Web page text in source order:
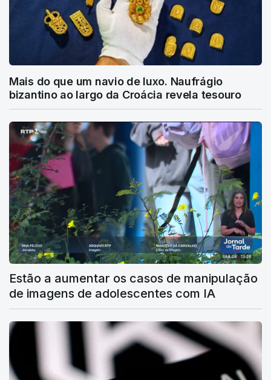
Mais do que um navio de luxo. Naufrágio
bizantino ao largo da Croácia revela tesouro
Estão a aumentar os casos de manipulação
de imagens de adolescentes com IA